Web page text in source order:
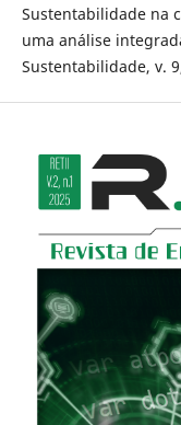
Sustentabilidade na
uma análise
Sustentabilidade, v.